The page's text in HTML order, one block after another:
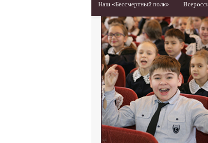
Наш «Бессмертный полк»